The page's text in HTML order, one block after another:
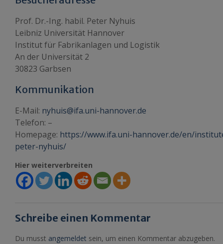
Prof. Dr.-Ing. habil. Peter Nyhuis
Leibniz Universität Hannover
Institut für Fabrikanlagen und Logistik
An der Universität 2
30823 Garbsen
Kommunikation
E-Mail: nyhuis@ifa.uni-hannover.de
Telefon: –
Homepage: https://www.ifa.uni-hannover.de/en/
peter-nyhuis/
Hier weiterverbreiten
Schreibe einen Kommentar
Du musst angemeldet sein, um einen Kommentar abzugeben.